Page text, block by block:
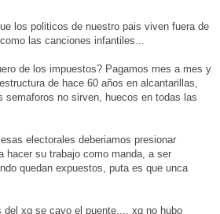
los politicos de nuestro pais viven fuera de
las canciones infantiles...
de los impuestos? Pagamos mes a mes y
de hace 60 años en alcantarillas,
no sirven, huecos en todas las
electorales deberiamos presionar
hacer su trabajo como manda, a ser
quedan expuestos, puta es que unca
del xq se cayo el puente.... xq no hubo